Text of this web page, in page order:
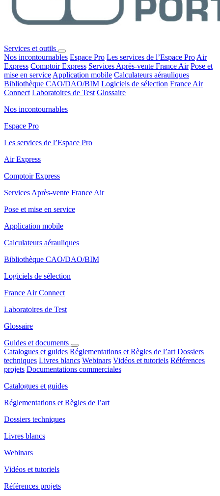
Services et outils
Nos incontournables Espace Pro Les services de l’Espace Pro Air
Express Comptoir Express Services Après-vente France Air Pose et
mise en service Application mobile Calculateurs aérauliques
Bibliothèque CAO/DAO/BIM Logiciels de sélection France Air
Connect Laboratoires de Test Glossaire
Nos incontournables
Espace Pro
Les services de l’Espace Pro
Air Express
Comptoir Express
Services Après-vente France Air
Pose et mise en service
Application mobile
Calculateurs aérauliques
Bibliothèque CAO/DAO/BIM
Logiciels de sélection
France Air Connect
Laboratoires de Test
Glossaire
Guides et documents
Catalogues et guides Réglementations et Règles de l’art Dossiers
techniques Livres blancs Webinars Vidéos et tutoriels Références
projets Documentations commerciales
Catalogues et guides
Réglementations et Règles de l’art
Dossiers techniques
Livres blancs
Webinars
Vidéos et tutoriels
Références projets